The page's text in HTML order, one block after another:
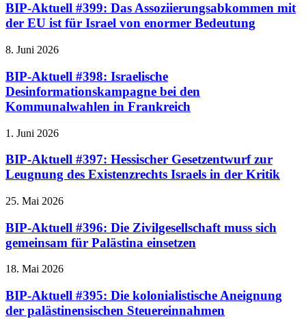
BIP-Aktuell #399: Das Assoziierungsabkommen mit
der EU ist für Israel von enormer Bedeutung
8. Juni 2026
BIP-Aktuell #398: Israelische
Desinformationskampagne bei den
Kommunalwahlen in Frankreich
1. Juni 2026
BIP-Aktuell #397: Hessischer Gesetzentwurf zur
Leugnung des Existenzrechts Israels in der Kritik
25. Mai 2026
BIP-Aktuell #396: Die Zivilgesellschaft muss sich
gemeinsam für Palästina einsetzen
18. Mai 2026
BIP-Aktuell #395: Die kolonialistische Aneignung
der palästinensischen Steuereinnahmen